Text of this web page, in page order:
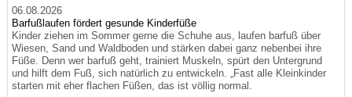
06.08.2026
Barfußlaufen fördert gesunde Kinderfüße
Kinder ziehen im Sommer gerne die Schuhe aus, laufen barfuß über
Wiesen, Sand und Waldboden und stärken dabei ganz nebenbei ihre
Füße. Denn wer barfuß geht, trainiert Muskeln, spürt den Untergrund
und hilft dem Fuß, sich natürlich zu entwickeln. „Fast alle Kleinkinder
starten mit eher flachen Füßen, das ist völlig normal.